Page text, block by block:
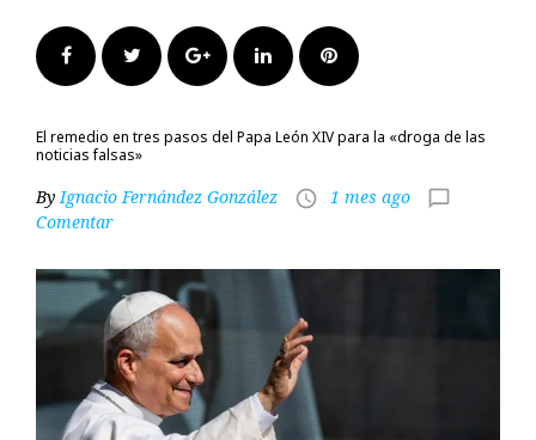
FacebookTwitter Google+LinkedInPinterest
El remedio en tres pasos del Papa León XIV para la «droga de las
noticias falsas»
ByIgnacio Fernández González access_time 1 mes ago chat_bubble_outline
Comentar